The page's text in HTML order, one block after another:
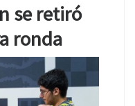
se retiró
ronda